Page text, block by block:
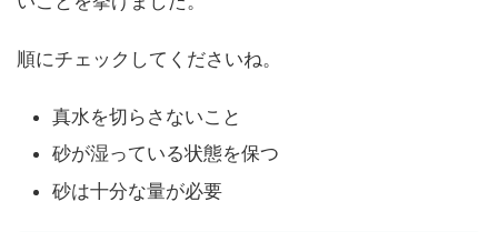
順にチェックしてくださいね。
真水を切らさないこと
砂が湿っている状態を保つ
砂は十分な量が必要